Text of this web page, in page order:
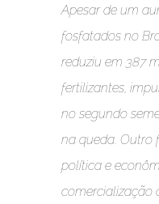
Apesar de um
fosfatados no
reduziu em 387
fertilizantes,
no segundo
na queda. Outro
política e
comercialização